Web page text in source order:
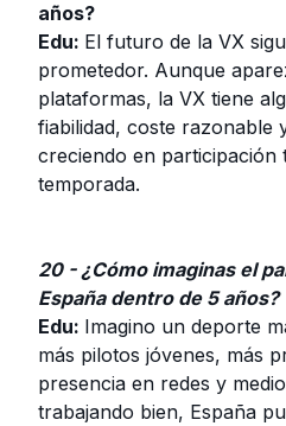
años?
Edu: El futuro de la VX
prometedor. Aunque
plataformas, la VX tiene
fiabilidad, coste razonable
creciendo en participación
temporada.
20 - ¿Cómo imaginas el
España dentro de 5 años?
Edu: Imagino un deporte
más pilotos jóvenes, más
presencia en redes y
trabajando bien, España